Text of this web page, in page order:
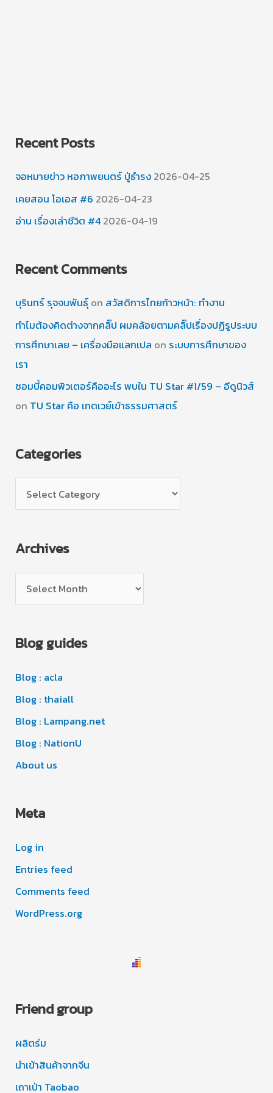
Recent Posts
จอหมายข่าว หอภาพยนตร์ ปู่ธำรง 2026-04-25
เคยสอน โอเอส #6 2026-04-23
อ่าน เรื่องเล่าชีวิต #4 2026-04-19
Recent Comments
บุรินทร์ รุจจนพันธุ์on สวัสดิการไทยก้าวหน้า: ทำงาน
ทำไมต้องคิดต่างจากคลิ๊ป ผมคล้อยตามคลิ๊ปเรื่องปฏิรูประบบ
การศึกษาเลย – เครื่องมือแลกเปล on ระบบการศึกษาของ
เรา
ซอมบี้คอมพิวเตอร์คืออะไร พบใน TU Star #1/59 – อีดูนิวส์
on TU Star คือ เกตเวย์เข้าธรรมศาสตร์
Categories
a
e
r
e
Archives
r
h
v
e
s
Blog guides
Blog : acla
Blog : thaiall
Blog : Lampang.net
Blog : NationU
About us
Meta
Log in
Entries feed
Comments feed
WordPress.org
Friend group
ผลิตร่ม
นำเข้าสินค้าจากจีน
เถาเป่า Taobao